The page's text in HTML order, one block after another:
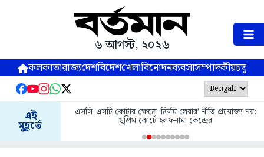
৬ আগস্ট, ২০২৬
কলকাতারাজ্যদেশবিদেশখেলাবিনোদনব্যবসাসম্পাদকীয়
এই
মুহূর্তে
এসসি-এসটি কোটার ক্ষেত্রে ‘ক্রিমি লেয়ার’ নীতি প্রযোজ্য নয়:
সুপ্রিম কোর্টে হলফনামা কেন্দ্রের